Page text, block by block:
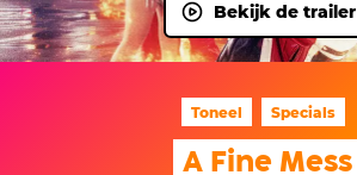
Bekijk de trailer
Toneel Specials
A Fine Mess